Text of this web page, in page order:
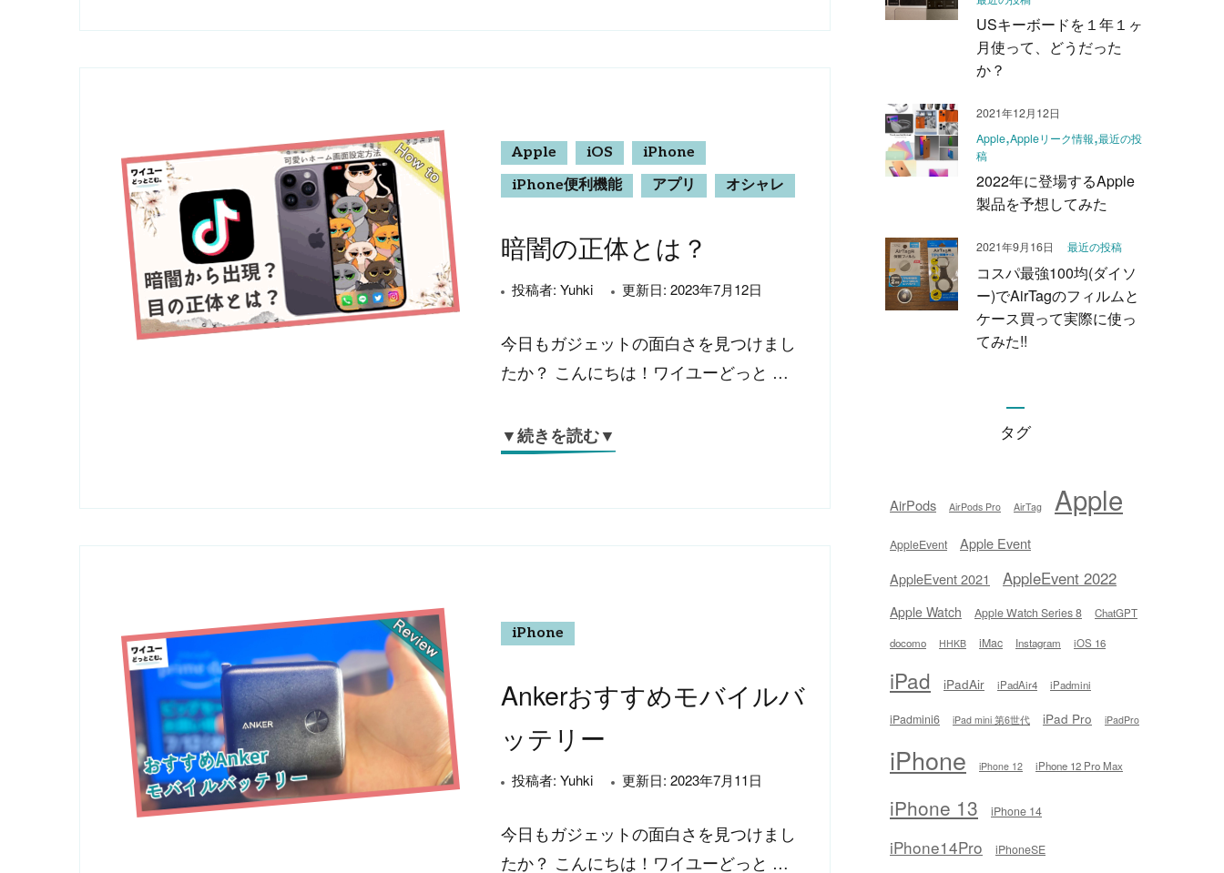
Apple iOS
iPhone
iPhone便利機能
アプリ オシャレ
暗闇の正体とは？
投稿者: Yuhki 更新日: 2023年7月12日
今日もガジェットの面白さを見つけまし
たか？ こんにちは！ワイユーどっと …
▼続きを読む▼
iPhone
Ankerおすすめモバイルバ
ッテリー
投稿者: Yuhki 更新日: 2023年7月11日
今日もガジェットの面白さを見つけまし
たか？ こんにちは！ワイユーどっと …
USキーボードを１年１ヶ
月使って、どうだった
か？
Apple Appleリーク情報 最近の投
稿
2022年に登場するApple
製品を予想してみた
2021年12月12日
最近の投稿
コスパ最強100均(ダイソ
ー)でAirTagのフィルムと
ケース買って実際に使っ
てみた!!
2021年9月16日
タグ
AirPods AirPods Pro AirTag Apple
AppleEvent
Apple Event
AppleEvent 2021
AppleEvent 2022
Apple Watch Apple Watch Series 8 ChatGPT
docomo HHKB iMac Instagram iOS 16
iPad iPadAir iPadAir4 iPadmini
iPadmini6 iPad mini 第6世代 iPad Pro iPadPro
iPhone iPhone 12 iPhone 12 Pro Max
iPhone 13 iPhone 14
iPhone14Pro iPhoneSE